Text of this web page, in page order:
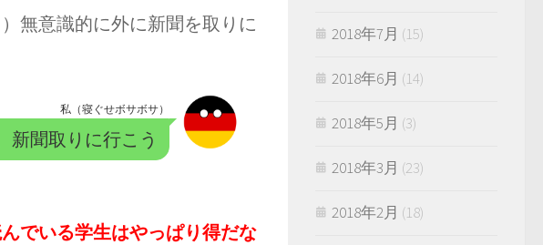
無意識的に外に新聞を取りに
私（寝ぐせボサボサ）
新聞取りに行こう
でいる学生はやっぱり得だな
2018年7月 (15)
2018年6月 (14)
2018年5月 (3)
2018年3月 (23)
2018年2月 (18)